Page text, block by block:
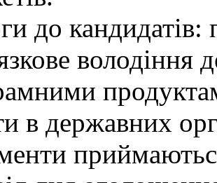
до кандидатів:
в державних